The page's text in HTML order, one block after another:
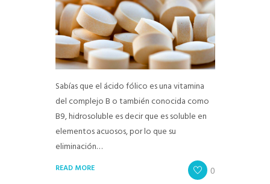
Sabías que el ácido fólico es una vitamina
del complejo B o también conocida como
B9, hidrosoluble es decir que es soluble en
elementos acuosos, por lo que su
eliminación…
READ MORE 0